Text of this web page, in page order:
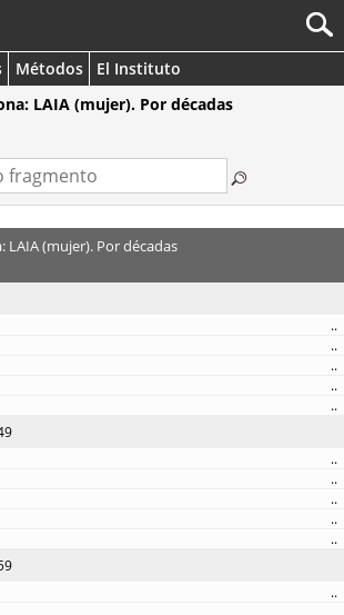
Métodos
El Instituto
LAIA (mujer). Por décadas
LAIA (mujer). Por décadas
..
..
..
..
..
..
..
..
..
..
..